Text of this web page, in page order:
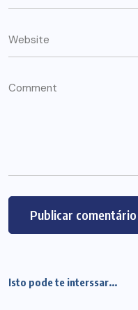
Isto pode te interssar...